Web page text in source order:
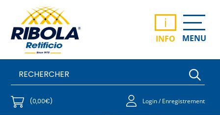
i
INFO MENU
(0,00€) Login / Enregistrement